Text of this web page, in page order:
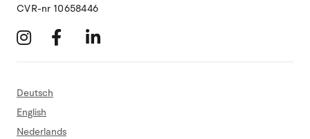
CVR-nr 10658446
Deutsch
English
Nederlands